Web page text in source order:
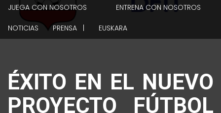
JUEGA CON NOSOTROS ENTRENA CON NOSOTROS
NOTICIAS PRENSA | EUSKARA
ÉXITO EN EL NUEVO
PROYECTO FÚTBOL